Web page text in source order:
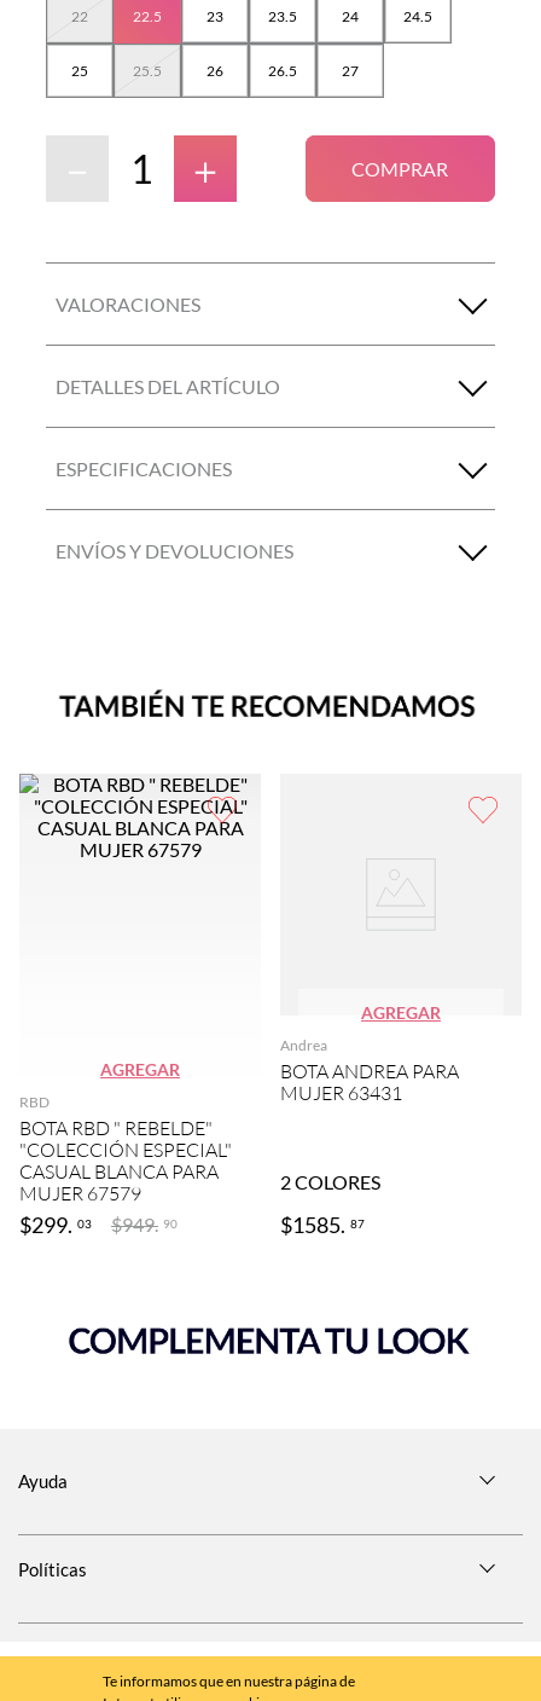
Te informamos que en nuestra página de
22 22.5 23 23.5 24 24.5
25 25.5 26 26.5 27
＋
－ COMPRAR
VALORACIONES
DETALLES DEL ARTÍCULO
ESPECIFICACIONES
ENVÍOS Y DEVOLUCIONES
AGREGAR
RBD
BOTA RBD " REBELDE"
"COLECCIÓN ESPECIAL"
CASUAL BLANCA PARA
MUJER 67579
$299. 03 $949. 90
AGREGAR
Andrea
BOTA ANDREA PARA
MUJER 63431
2COLORES
$1585. 87
Ayuda
Políticas